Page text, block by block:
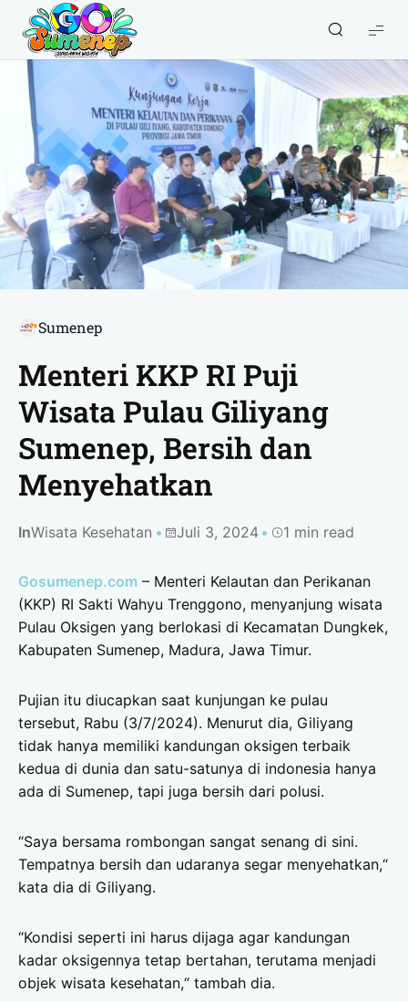
GO
Sumenep
Wisata
Sumenep
Sumenep
Menteri KKP RI Puji
Wisata Pulau Giliyang
Sumenep, Bersih dan
Menyehatkan
InWisata Kesehatan Juli 3, 2024 1 min read
Gosumenep.com – Menteri Kelautan dan Perikanan
(KKP) RI Sakti Wahyu Trenggono, menyanjung wisata
Pulau Oksigen yang berlokasi di Kecamatan Dungkek,
Kabupaten Sumenep, Madura, Jawa Timur.
Pujian itu diucapkan saat kunjungan ke pulau
tersebut, Rabu (3/7/2024). Menurut dia, Giliyang
tidak hanya memiliki kandungan oksigen terbaik
kedua di dunia dan satu-satunya di indonesia hanya
ada di Sumenep, tapi juga bersih dari polusi.
“Saya bersama rombongan sangat senang di sini.
Tempatnya bersih dan udaranya segar menyehatkan,“
kata dia di Giliyang.
“Kondisi seperti ini harus dijaga agar kandungan
kadar oksigennya tetap bertahan, terutama menjadi
objek wisata kesehatan,“ tambah dia.